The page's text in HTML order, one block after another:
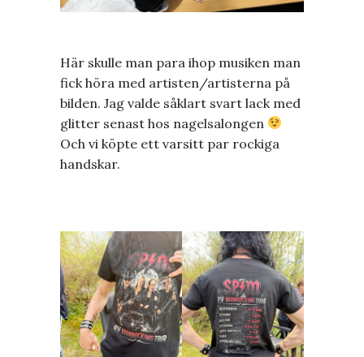
Här skulle man para ihop musiken man
fick höra med artisten/artisterna på
bilden. Jag valde såklart svart lack med
glitter senast hos nagelsalongen
Och vi köpte ett varsitt par rockiga
handskar.